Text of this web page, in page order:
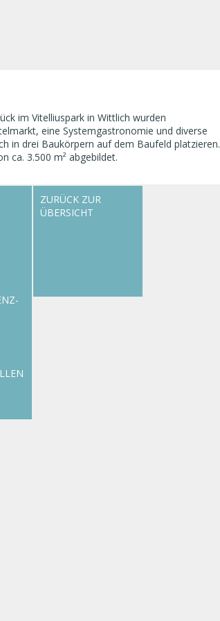
im Vitelliuspark in Wittlich wurden
eine Systemgastronomie und diverse
in drei Baukörpern auf dem Baufeld platzieren.
ca. 3.500 m² abgebildet.
ZURÜCK ZUR
ÜBERSICHT